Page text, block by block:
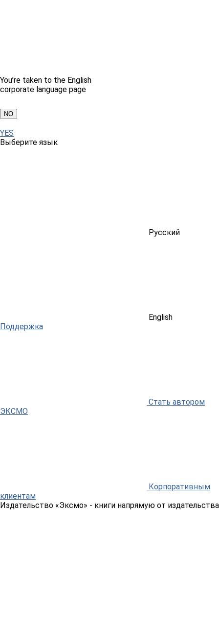
You’re taken to the English
corporate language page
NO
YES
Выберите язык
Русский
English
Поддержка
Стать автором
ЭКСМО
Корпоративным
клиентам
Издательство «Эксмо» - книги напрямую от издательства